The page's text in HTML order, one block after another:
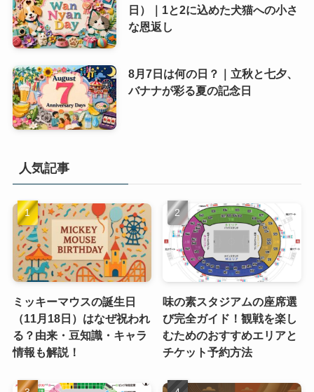
日）｜1と2に込めた犬猫への小さ
な恩返し
8月7日は何の日？｜立秋と七夕、
バナナが彩る夏の記念日
人気記事
ミッキーマウスの誕生日
（11月18日）はなぜ祝われ
る？由来・豆知識・キャラ
情報も解説！
味の素スタジアムの座席選
び完全ガイド！観戦を楽し
むためのおすすめエリアと
チケット予約方法